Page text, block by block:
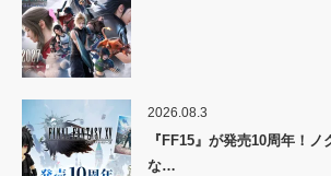
2026.08.3
『FF15』が発売10周年！
な…